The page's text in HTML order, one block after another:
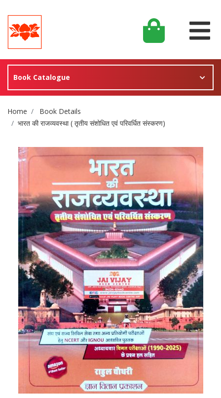
Book Catalogue
Site Breadcrumb
Home
Book Details
भारत की राजव्यवस्था ( तृतीय संशोधित एवं परिवर्धित संस्करण)